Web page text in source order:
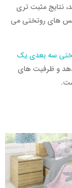
نتایج مثبت تری
های روتختی می
سه بعدی یک
و ظرفیت های